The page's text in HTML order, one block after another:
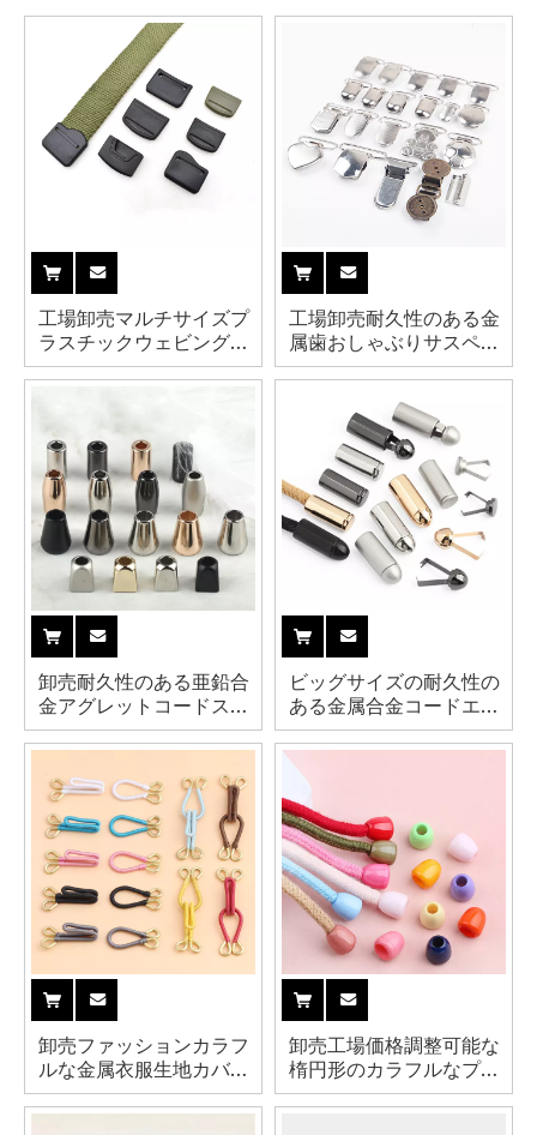
工場卸売マルチサイズプ
ラスチックウェビングク
ランプPVCコードエンド
工場卸売耐久性のある金
属歯おしゃぶりサスペン
ダーストラップクリップ
卸売耐久性のある亜鉛合
金アグレットコードスト
ッパー金属ヒントドロー
コード巾着コード
ビッグサイズの耐久性の
ある金属合金コードエン
ドキャップアグレットパ
ーカーストリング用
卸売ファッションカラフ
ルな金属衣服生地カバー
フックとアイ閉鎖縫製用
卸売工場価格調整可能な
楕円形のカラフルなプラ
スチック コード エンド